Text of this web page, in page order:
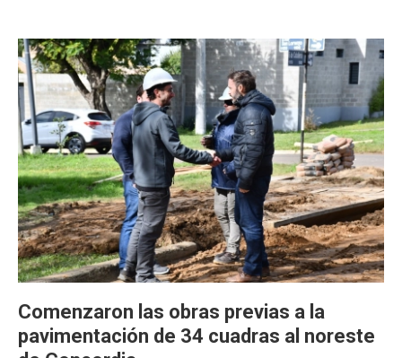
Comenzaron las obras previas a la
pavimentación de 34 cuadras al noreste